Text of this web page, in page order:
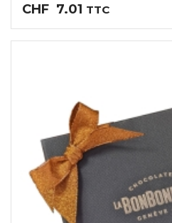
CHF 7.01 TTC